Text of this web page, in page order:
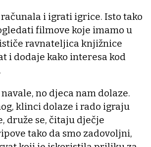
i igrati igrice. Isto tako
filmove koje imamo u
ravnateljica knjižnice
i dodaje kako interesa kod
no djeca nam dolaze.
klinci dolaze i rado igraju
druže se, čitaju dječje
tako da smo zadovoljni,